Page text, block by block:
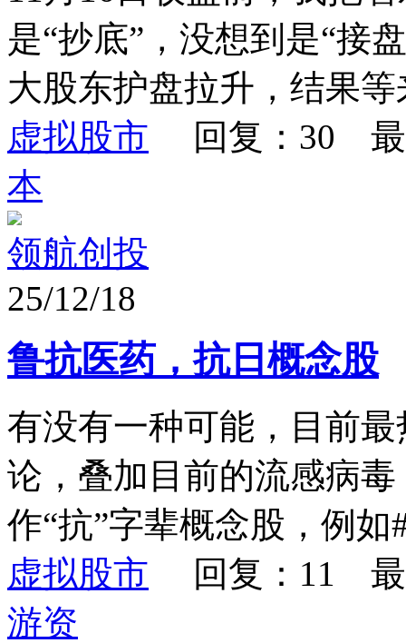
是“抄底”，没想到是“
大股东护盘拉升，结果
虚拟股市 回复：30 最
本
领航创投
25/12/18
鲁抗医药，抗日概念股
有没有一种可能，目前
论，叠加目前的流感病
作“抗”字辈概念股，例
虚拟股市 回复：11 最
游资